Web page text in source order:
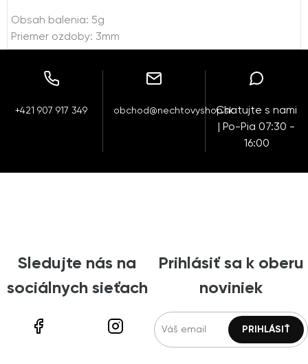
Obsah balenia: 5g
Priemer ozdoby: 3mm
+421 907 917 349 obchod@nechtovyshop.skChatujte s nami
| Po-Pia 07:30 -
16:00
Sledujte nás na
sociálnych sieťach
Prihlásiť sa k oberu
noviniek